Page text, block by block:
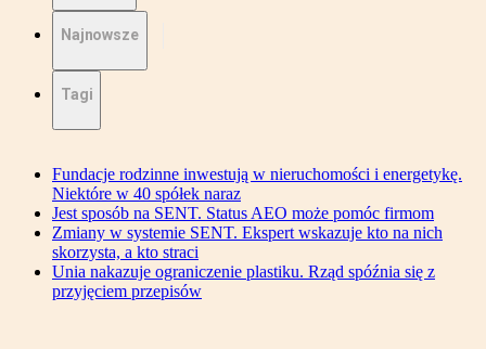
Najnowsze
Tagi
Fundacje rodzinne inwestują w nieruchomości i energetykę.
Niektóre w 40 spółek naraz
Jest sposób na SENT. Status AEO może pomóc firmom
Zmiany w systemie SENT. Ekspert wskazuje kto na nich
skorzysta, a kto straci
Unia nakazuje ograniczenie plastiku. Rząd spóźnia się z
przyjęciem przepisów